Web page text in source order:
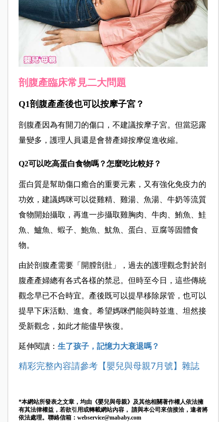
剖腹產臨床常見二大問題
Q1剖腹產產後也可以按摩子宮？
剖腹產因為有開刀的傷口，不建議按摩子宮。但當惡露
量變多，護理人員還是會替產婦按摩促進收縮。
Q2可以吃高蛋白食物嗎？怎麼吃比較好？
蛋白質是幫助傷口癒合的重要元素，又有強化免疫力的
功效，建議媽咪可以從雞精、雞湯、魚湯、牛奶等流質
食物開始攝取，再進一步攝取雞胸肉、牛肉、鮪魚、鮭
魚、鱸魚、蝦子、鮑魚、魷魚、蛋白、豆腐等固體食
物。
由於剖腹產需要「開膛剖肚」，過去的護理觀念對於剖
腹產產婦總有各式各樣的禁忌。但時至今日，這些傳統
觀念早已不合時宜。產後既可以提早移除尿管，也可以
提早下床活動、進食。希望媽咪們能與時並進、坦然接
受新觀念，如此才能儘早恢復。
延伸閱讀： 生了孩子，記憶力大衰退嗎？
精彩完整內容請參考【嬰兒與母親7月號】 雜誌
*本網站所發表之文章，均由《嬰兒與母親》及其他相關著作權人依法擁
有其法律權益，若欲引用或轉載網站內容， 請與本公司來信接洽，違者將
依法處理。聯絡信箱： webservice@mababy.com